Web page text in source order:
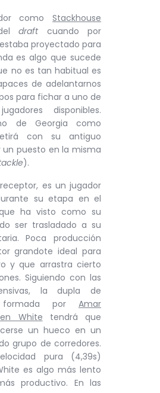
como Stackhouse
draft cuando por
proyectado para
es algo que sucede
no es tan habitual es
de adelantarnos
para fichar a uno de
disponibles.
de Georgia como
con su antiguo
puesto en la misma
).
es un jugador
su etapa en el
ha visto como su
ser trasladado a su
Poca producción
grandote ideal para
y que arrastra cierto
Siguiendo con las
la dupla de
por Amar
White tendrá que
un hueco en un
grupo de corredores.
pura (4,39s)
es algo más lento
productivo. En las